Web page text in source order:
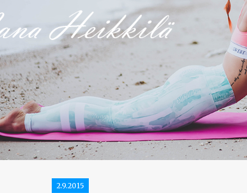
2.9.2015